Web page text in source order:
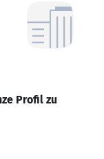
Profil zu